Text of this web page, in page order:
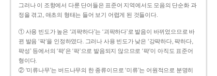
그러나 이 조항에서 다룬 단어들은 표준어 지역에서도 모음의 단순화 과
정을 겪고, 애초의 형태는 들어 보기 어렵게 된 것들이다.
① 사용 빈도가 높은 ‘괴퍅하다’는 ‘괴팍하다’로 발음이 바뀌었으므로 바
뀐 발음 ‘팍’을 인정하였다. 그러나 사용 빈도가 낮은 ‘강퍅하다, 퍅하다,
퍅성’ 등에서의 ‘퍅’은 ‘팍’으로 발음되지 않으므로 ‘퍅’이 아직도 표준어
형이다.
② ‘미류나무’는 버드나무의 한 종류이므로 ‘미류’는 어원적으로 분명히